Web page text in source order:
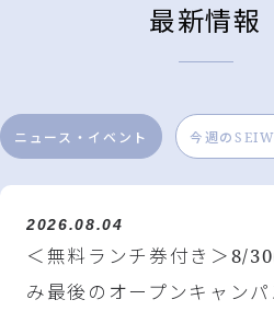
最新情報
ニュース・イベント 今週の
2026.08.04
＜無料ランチ券付き＞8/
み最後のオープンキャンパ